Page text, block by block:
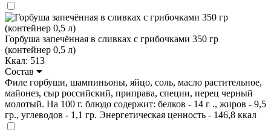
Горбуша запечённая в сливках с грибочками 350 гр
(контейнер 0,5 л)
Ккал: 513
Состав
Филе горбуши, шампиньоны, яйцо, соль, масло растительное,
майонез, сыр российский, приправа, специи, перец черный
молотый. На 100 г. блюдо содержит: белков - 14 г ., жиров - 9,5
гр., углеводов - 1,1 гр. Энергетическая ценность - 146,8 ккал